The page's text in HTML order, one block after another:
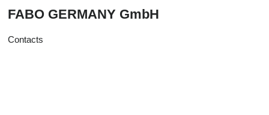
FABO GERMANY GmbH
Contacts